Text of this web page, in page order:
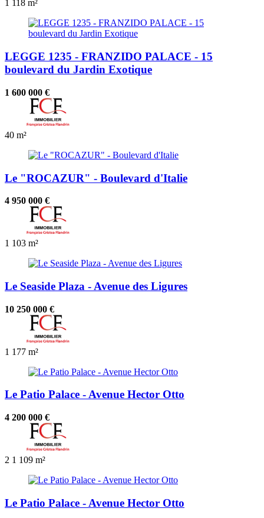
1 118 m²
LEGGE 1235 - FRANZIDO PALACE - 15
boulevard du Jardin Exotique
1 600 000 €
40 m²
Le "ROCAZUR" - Boulevard d'Italie
4 950 000 €
1 103 m²
Le Seaside Plaza - Avenue des Ligures
10 250 000 €
1 177 m²
Le Patio Palace - Avenue Hector Otto
4 200 000 €
2 1 109 m²
Le Patio Palace - Avenue Hector Otto